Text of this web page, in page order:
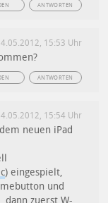
ANTWORTEN
15:53 Uhr
ANTWORTEN
15:54 Uhr
neuen iPad
) eingespielt,
und
dann zuerst W-